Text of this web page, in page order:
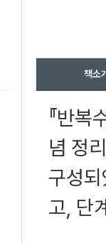
책소
『반
념 정
구성
고, 단